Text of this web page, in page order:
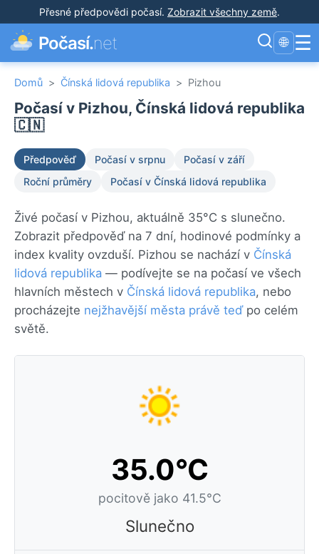
Přesné předpovědi počasí. Zobrazit všechny země.
Počasí.net 🌐 ☰
Domů > Čínská lidová republika > Pizhou
Počasí v Pizhou, Čínská lidová republika
🇨🇳
Předpověď Počasí v srpnu
Počasí v září
Roční průměry
Počasí v Čínská lidová republika
Živé počasí v Pizhou, aktuálně 35°C s slunečno.
Zobrazit předpověď na 7 dní, hodinové podmínky a
index kvality ovzduší. Pizhou se nachází v Čínská
lidová republika — podívejte se na počasí ve všech
hlavních městech v Čínská lidová republika, nebo
procházejte nejžhavější města právě teďpo celém
světě.
35.0°C
pocitově jako 41.5°C
Slunečno